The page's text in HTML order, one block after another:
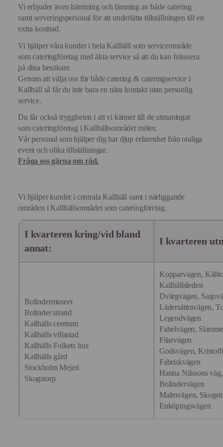
Vi erbjuder även hämtning och lämning av både catering
samt serveringspersonal för att underlätta tillställningen till en
extra kostnad.
Vi hjälper våra kunder i hela Kallhäll som serviceområde
som cateringföretag med äkta service så att du kan fokusera
på dina besökare.
Genom att välja oss för både catering & cateringservice i
Kallhäll så får du inte bara en nära kontakt utan personlig
service.
Du får också tryggheten i att vi känner till de utmaningar
som cateringföretag i Kallhällsområdet möter.
Vår personal som hjälper dig har djup erfarenhet från otaliga
event och olika tillställningar.
Fråga oss gärna om råd.
Vi hjälper kunder i centrala Kallhäll samt i närliggande
områden i Kallhällsområdet som cateringföretag.
I kvarteren kring/vid bland
annat:
I kvarteren
Bolindermuseet
Bolinder strand
Kallhälls centrum
Kallhälls villastad
Kallhälls Folkets hus
Kallhälls gård
Stockholm Mejeri
Skogstorp
Kopparvägen,
Kallhällsleden
Dvärgvägen,
Lädersättravägen,
Legendvägen
Fabelvägen,
Filarvägen
Godsvägen,
Fabriskvägen
Hanna Nilssons
Bolindervägen
Malmvägen,
Enköpingsvägen